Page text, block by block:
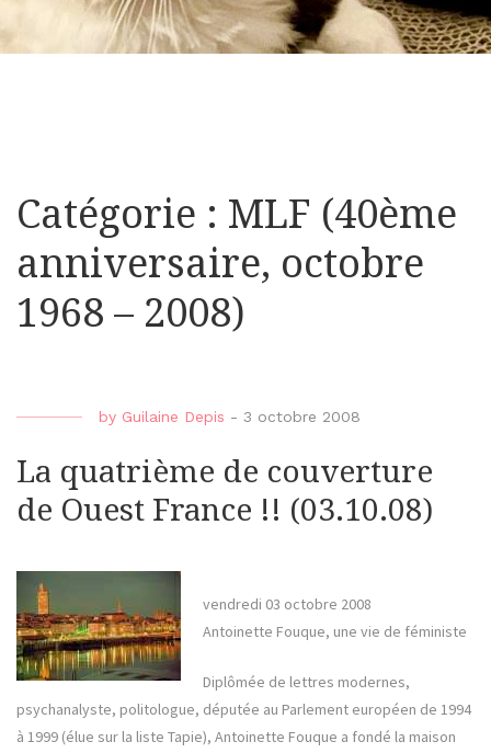
Catégorie : MLF (40ème
anniversaire, octobre
1968 – 2008)
by Guilaine Depis - 3 octobre 2008
La quatrième de couverture
de Ouest France !! (03.10.08)
vendredi 03 octobre 2008
Antoinette Fouque, une vie de féministe
Diplômée de lettres modernes,
psychanalyste, politologue, députée au Parlement européen de 1994
à 1999 (élue sur la liste Tapie), Antoinette Fouque a fondé la maison